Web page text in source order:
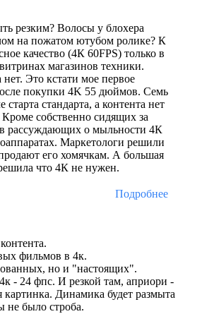
резким? Волосы у блохера
на пожатом ютубом ролике? К
качество (4К 60FPS) только в
магазинов техники.
Это кстати мое первое
покупки 4K 55 дюймов. Семь
старта стандарта, а контента нет
Кроме собственно сидящих за
рассуждающих о мыльности 4К
Маркетологи решили
его хомячкам. А большая
что 4К не нужен.
Подробнее
фильмов в 4к.
но и "настоящих".
- 24 фпс. И резкой там, априори -
картинка. Динамика будет размыта
было строба.